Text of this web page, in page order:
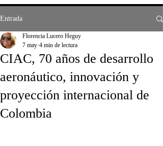
Entrada
CIAC, 70 años de desarrollo
aeronáutico, innovación y
proyección internacional de
Colombia
Florencia Lucero Heguy
7 may 4 min de lectura